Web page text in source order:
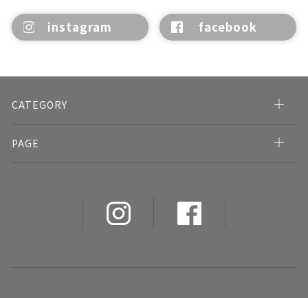
instagram facebook
CATEGORY
PAGE